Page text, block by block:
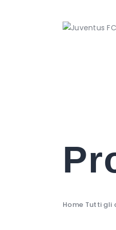
Home Tutti gli